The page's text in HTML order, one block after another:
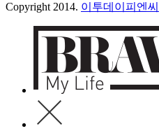
Copyright 2014. 이투데이피엔씨